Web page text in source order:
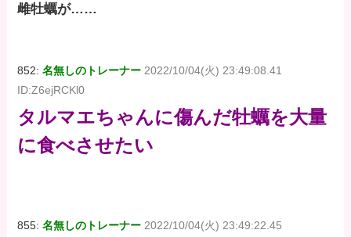
雌牡蠣が……
852:名無しのトレーナー 2022/10/04(火) 23:49:08.41
ID:Z6ejRCKl0
タルマエちゃんに傷んだ牡蠣を大量
に食べさせたい
855:名無しのトレーナー 2022/10/04(火) 23:49:22.45